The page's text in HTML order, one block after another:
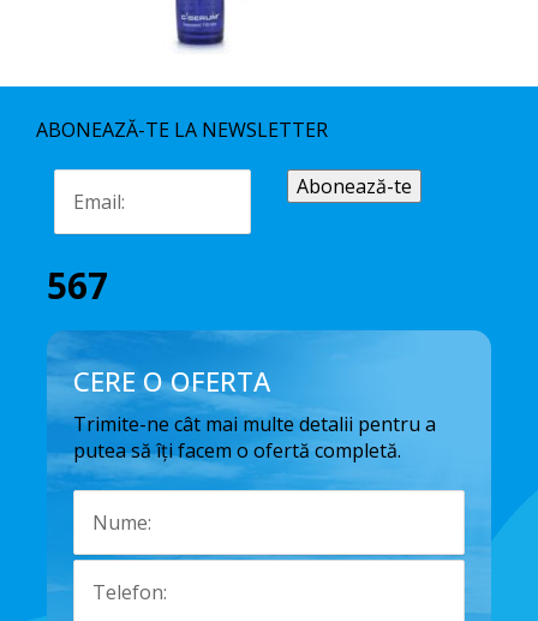
ABONEAZĂ-TE LA NEWSLETTER
567
CERE O OFERTA
Trimite-ne cât mai multe detalii pentru a
putea să îți facem o ofertă completă.